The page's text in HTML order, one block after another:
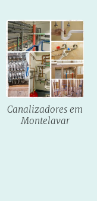
Canalizadores em
Montelavar